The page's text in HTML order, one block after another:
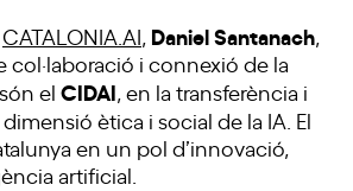
CATALONIA.AI, Daniel Santanach,
col·laboració i connexió de la
el CIDAI, en la transferència i
dimensió ètica i social de la IA. El
en un pol d’innovació,
artificial.